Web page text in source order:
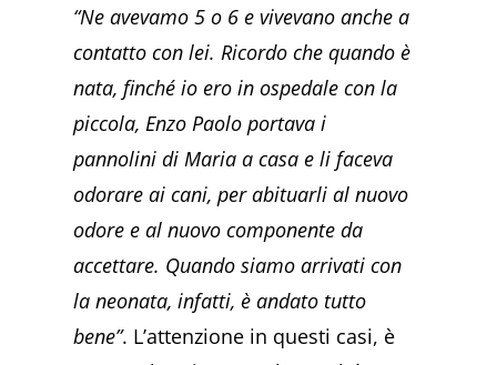
“Ne avevamo 5 o 6 e vivevano anche a
contatto con lei. Ricordo che quando è
nata, finché io ero in ospedale con la
piccola, Enzo Paolo portava i
pannolini di Maria a casa e li faceva
odorare ai cani, per abituarli al nuovo
odore e al nuovo componente da
accettare. Quando siamo arrivati con
la neonata, infatti, è andato tutto
bene”. L’attenzione in questi casi, è